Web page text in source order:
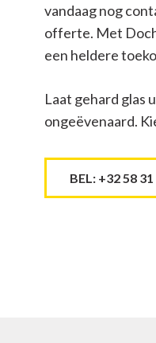
vandaag nog
offerte. Met
een heldere
Laat gehard glas
ongeëvenaard.
BEL: +32 58